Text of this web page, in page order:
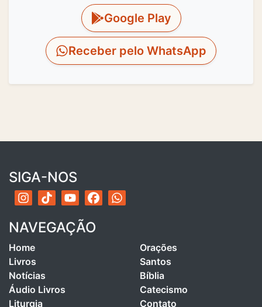
Google Play
Receber pelo WhatsApp
SIGA-NOS
NAVEGAÇÃO
Home
Livros
Notícias
Áudio Livros
Liturgia
Orações
Santos
Bíblia
Catecismo
Contato